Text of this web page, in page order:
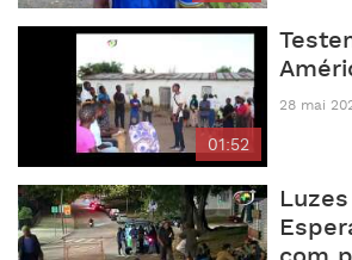
01:52
28 mai